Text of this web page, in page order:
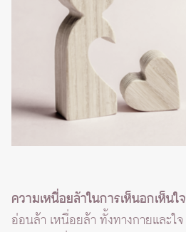
ความเหนื่อยล้าในการเห็นอกเห็นใจ
อ่อนล้า เหนื่อยล้า ทั้งทางกายและใ